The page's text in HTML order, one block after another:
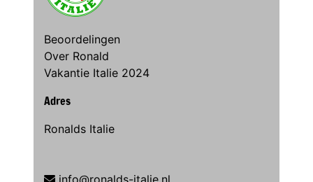
Beoordelingen
Over Ronald
Vakantie Italie 2024
Adres
Ronalds Italie
info@ronalds-italie.nl